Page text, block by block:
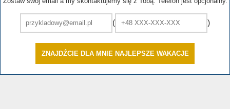
( )
ZNAJDŹCIE DLA MNIE NAJLEPSZE WAKACJE